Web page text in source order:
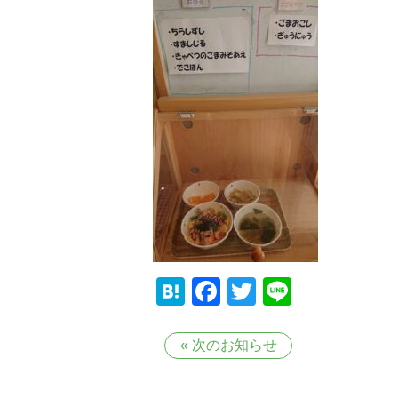
Hatena
Facebook
Twitter
« 次のお知らせ